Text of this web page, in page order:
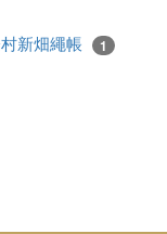
新畑繩帳 1